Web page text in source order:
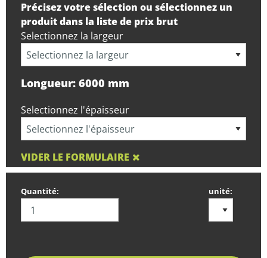
Précisez votre sélection ou sélectionnez un
produit dans la liste de prix brut
Selectionnez la largeur
Longueur: 6000 mm
Selectionnez l'épaisseur
VIDER LE FORMULAIRE
Quantité: unité: